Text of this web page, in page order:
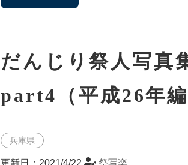
だんじり祭人写真
part4（平成26年編
兵庫県